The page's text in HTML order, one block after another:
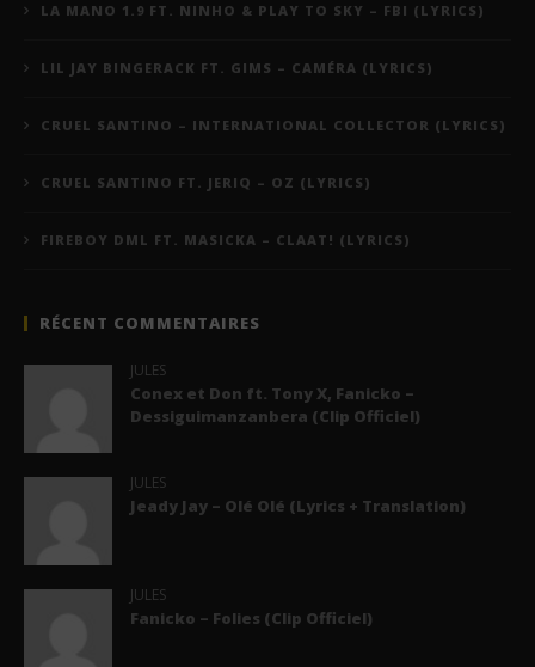
LA MANO 1.9 FT. NINHO & PLAY TO SKY – FBI (LYRICS)
LIL JAY BINGERACK FT. GIMS – CAMÉRA (LYRICS)
CRUEL SANTINO – INTERNATIONAL COLLECTOR (LYRICS)
CRUEL SANTINO FT. JERIQ – OZ (LYRICS)
FIREBOY DML FT. MASICKA – CLAAT! (LYRICS)
RÉCENT COMMENTAIRES
JULES
Conex et Don ft. Tony X, Fanicko –
Dessiguimanzanbera (Clip Officiel)
JULES
Jeady Jay – Olé Olé (Lyrics + Translation)
JULES
Fanicko – Folies (Clip Officiel)